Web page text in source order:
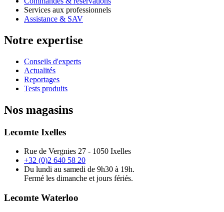
Services aux professionnels
Assistance & SAV
Notre expertise
Conseils d'experts
Actualités
Reportages
Tests produits
Nos magasins
Lecomte Ixelles
Rue de Vergnies 27 - 1050 Ixelles
+32 (0)2 640 58 20
Du lundi au samedi de 9h30 à 19h.
Fermé les dimanche et jours fériés.
Lecomte Waterloo